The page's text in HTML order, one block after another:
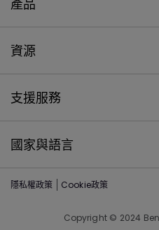
產品
資源
支援服務
國家與語言
隱私權政策 Cookie政策
Copyright © 2024